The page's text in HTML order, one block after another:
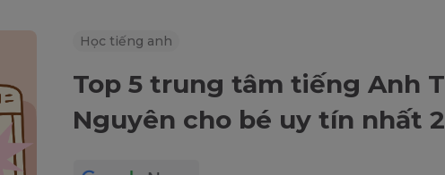
Học tiếng anh
Top 5 trung tâm tiếng Anh
Nguyên cho bé uy tín nhất